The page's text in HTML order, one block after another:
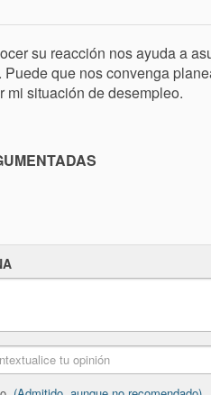
su reacción nos ayuda a
que nos convenga
mi situación de desempleo.